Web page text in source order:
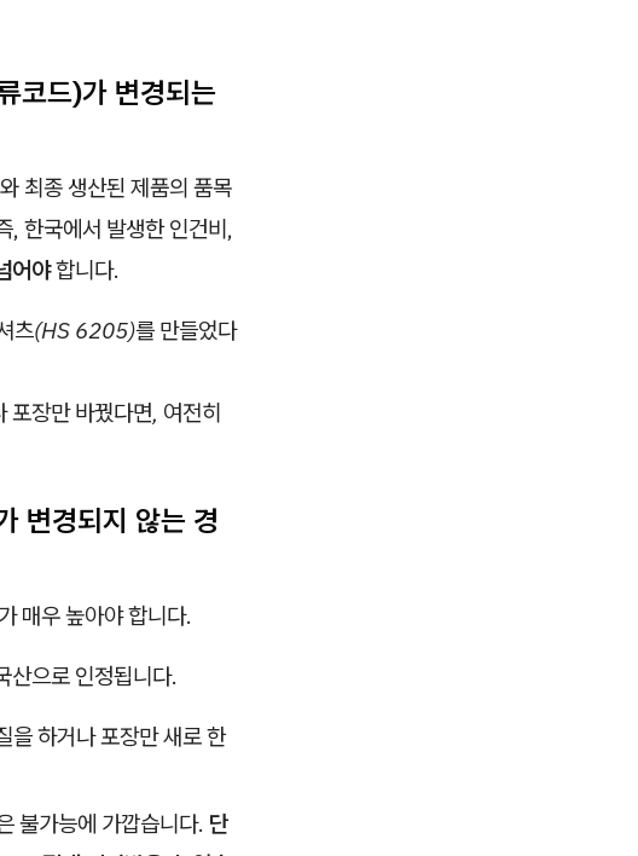
코드)가 변경되는
최종 생산된 제품의 품목
, 한국에서 발생한 인건비,
어야합니다.
츠(HS 6205)를 만들었다
장만 바꿨다면, 여전히
변경되지 않는 경
매우 높아야 합니다.
산으로 인정됩니다.
하거나 포장만 새로 한
불가능에 가깝습니다. 단